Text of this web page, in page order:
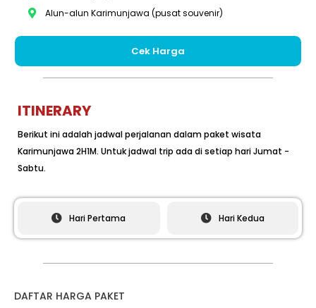
Alun-alun Karimunjawa (pusat souvenir)
Cek Harga
ITINERARY
Berikut ini adalah jadwal perjalanan dalam paket wisata
Karimunjawa 2H1M. Untuk jadwal trip ada di setiap hari Jumat -
Sabtu.
Hari Pertama Hari Kedua
DAFTAR HARGA PAKET